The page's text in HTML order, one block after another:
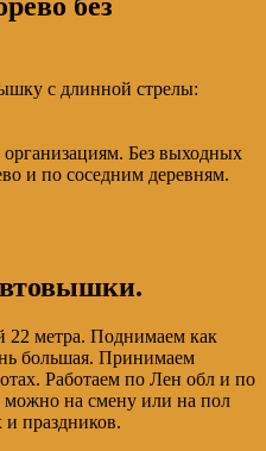
с длинной стрелы:
Без выходных
и по соседним деревням.
метра. Поднимаем как
большая. Принимаем
Работаем по Лен обл и по
на смену или на пол
праздников.